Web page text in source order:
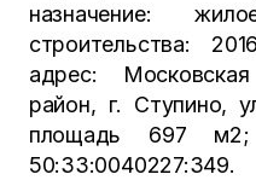
назначение:
строительства:
адрес:
район, г. Ступино,
площадь 697 м2;
50:33:0040227:349.